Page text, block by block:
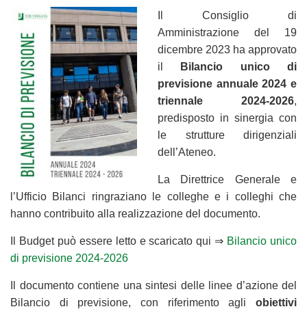
Il Consiglio di
Amministrazione del 19
dicembre 2023 ha approvato
il
Bilancio unico di
previsione annuale 2024 e
triennale 2024-2026,
predisposto in sinergia con
le strutture dirigenziali
dell’Ateneo.
La Direttrice Generale e
l’Ufficio Bilanci ringraziano le colleghe e i colleghi che
hanno contribuito alla realizzazione del documento.
Il Budget può essere letto e scaricato qui ⇒ Bilancio unico
di previsione 2024-2026
Il documento contiene una sintesi delle linee d’azione del
Bilancio di previsione, con riferimento agli obiettivi